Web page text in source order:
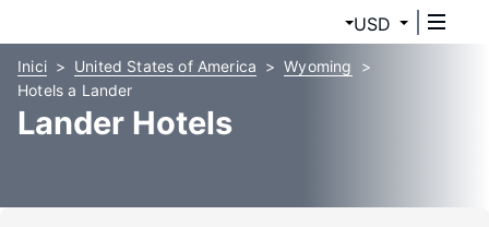
USD
Inici United States of America
Wyoming
Hotels a Lander
Lander Hotels